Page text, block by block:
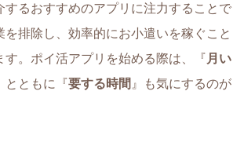
するおすすめのアプリに注力することで
を排除し、効率的にお小遣いを稼ぐこと
す。ポイ活アプリを始める際は、『 月い
とともに『要する時間 』も気にするのが